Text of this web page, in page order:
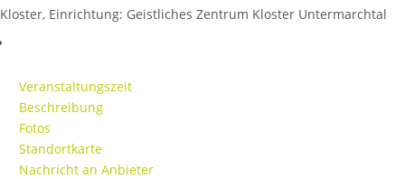
Kloster, Einrichtung: Geistliches Zentrum Kloster Untermarchtal
Veranstaltungszeit
Beschreibung
Fotos
Standortkarte
Nachricht an Anbieter